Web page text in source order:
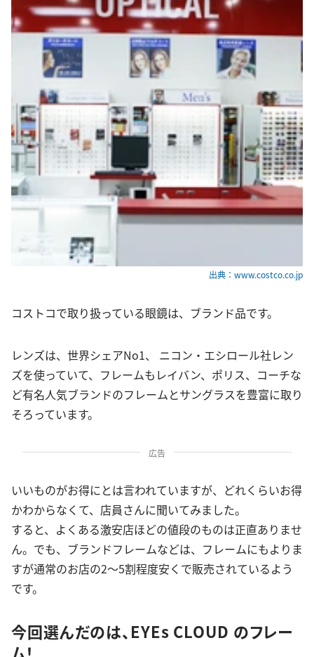
出典：www.costco.co.jp
コストコで取り扱っている眼鏡は、ブランド品です。
レンズは、世界シェアNo1、 ニコン・エシロール社レン
ズを使っていて、フレームもレイバン、ポリス、コーチな
ど有名人気ブランドのフレームとサングラスを豊富に取り
そろっています。
広告
いいものがお得にとは言われていますが、どれくらいお得
かわからなくて、店員さんに聞いてみました。
すると、よくある激安店ほどの値段のものは正直ありませ
ん。でも、ブランドフレームなどは、フレームにもよりま
すが通常のお店の2～5割程度安くで販売されているよう
です。
今回選んだのは、EYEs CLOUD のフレー
ム！